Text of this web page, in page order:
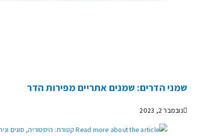
שמני הדרים: שמנים אתריים מפירות הדר
נובמבר 2, 2023